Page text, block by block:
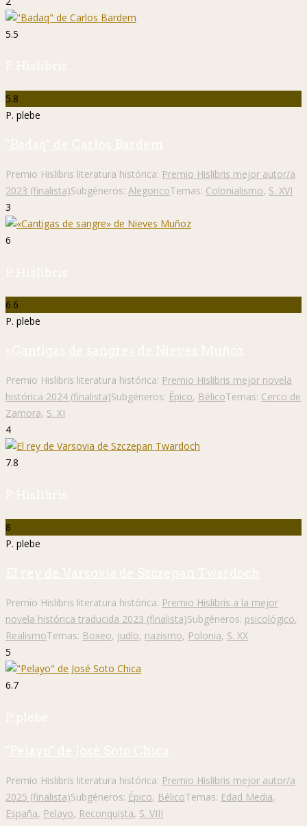
5.5
P. Hislibris
5.8
P. plebe
"Badaq" de Carlos Bardem
Premio Hislibris literatura histórica: Premio Hislibris mejor autor/a
2023 (finalista)Subgéneros: AlegoricoTemas: Colonialismo, S. XVI
3
6
P. Hislibris
6.6
P. plebe
«Cantigas de sangre» de Nieves Muñoz
Premio Hislibris literatura histórica: Premio Hislibris mejor novela
histórica 2024 (finalista)Subgéneros: Épico, BélicoTemas: Cerco de
Zamora, S. XI
4
7.8
P. Hislibris
8
P. plebe
El rey de Varsovia de Szczepan Twardoch
Premio Hislibris literatura histórica: Premio Hislibris a la mejor
novela histórica traducida 2023 (finalista)Subgéneros: psicológico,
RealismoTemas: Boxeo, judío, nazismo, Polonia, S. XX
5
6.7
P. plebe
"Pelayo" de José Soto Chica
Premio Hislibris literatura histórica: Premio Hislibris mejor autor/a
2025 (finalista)Subgéneros: Épico, BélicoTemas: Edad Media,
España, Pelayo, Reconquista, S. VIII